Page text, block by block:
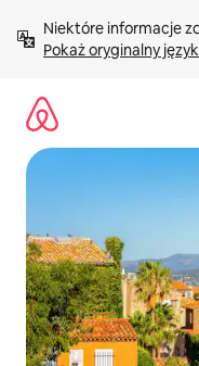
treści Pokaż oryginalny język